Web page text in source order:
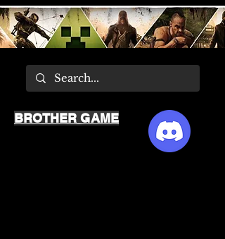
BROTHER GAME